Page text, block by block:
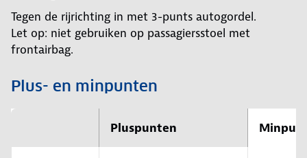
Tegen de rijrichting in met 3-punts autogordel.
Let op: niet gebruiken op passagiersstoel met
frontairbag.
Plus- en minpunten
Pluspunten